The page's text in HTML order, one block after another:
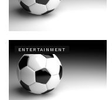
ENTERTAINMENT